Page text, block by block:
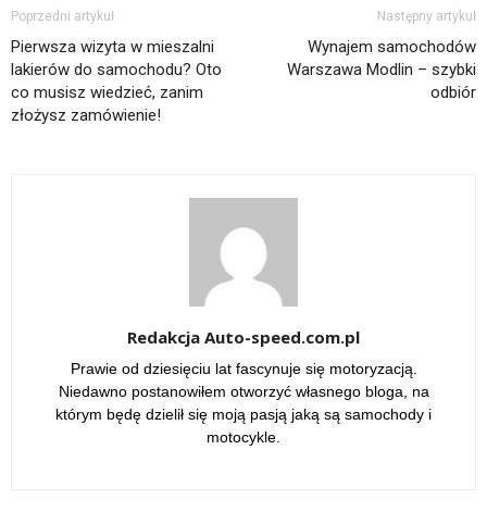
Poprzedni artykuł
Pierwsza wizyta w mieszalni
lakierów do samochodu? Oto
co musisz wiedzieć, zanim
złożysz zamówienie!
Następny artykuł
Wynajem samochodów
Warszawa Modlin – szybki
odbiór
Redakcja Auto-speed.com.pl
Prawie od dziesięciu lat fascynuje się motoryzacją.
Niedawno postanowiłem otworzyć własnego bloga, na
którym będę dzielił się moją pasją jaką są samochody i
motocykle.